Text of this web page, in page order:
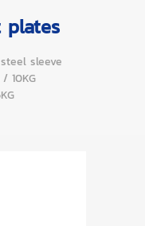
plates
sleeve
/ 10KG